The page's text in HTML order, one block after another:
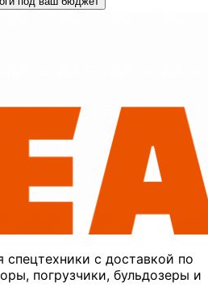
с доставкой по
погрузчики, бульдозеры и